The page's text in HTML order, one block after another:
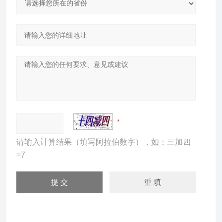
请输入计算结果（填写阿拉伯数字），如：三加四
=7